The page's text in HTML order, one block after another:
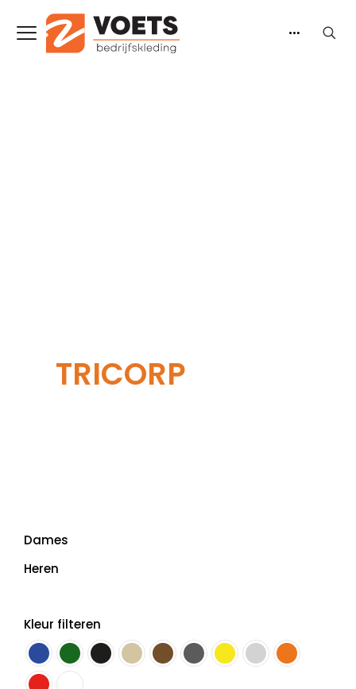
TRICORP
Dames
Heren
Kleur filteren